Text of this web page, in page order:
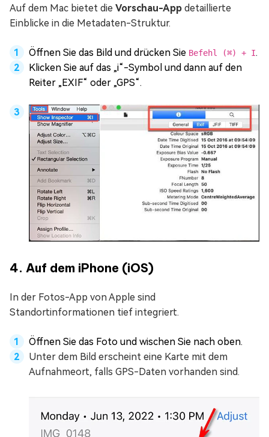
Auf dem Mac bietet die Vorschau-App detaillierte
Einblicke in die Metadaten-Struktur.
Öffnen Sie das Bild und drücken Sie Befehl (⌘) + I.
Klicken Sie auf das „i“-Symbol und dann auf den
Reiter „EXIF“ oder „GPS“.
4. Auf dem iPhone (iOS)
In der Fotos-App von Apple sind
Standortinformationen tief integriert.
Öffnen Sie das Foto und wischen Sie nach oben.
Unter dem Bild erscheint eine Karte mit dem
Aufnahmeort, falls GPS-Daten vorhanden sind.